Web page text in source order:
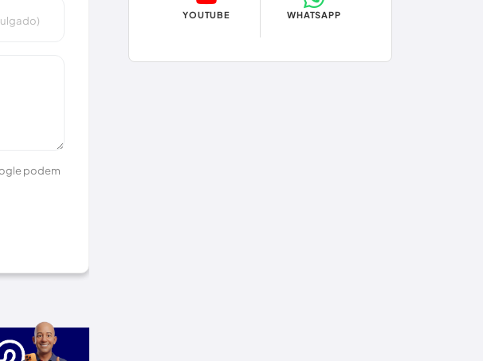
podem
Eleições 2024
YOUTUBE WHATSAPP